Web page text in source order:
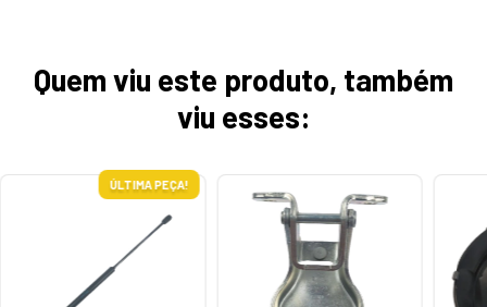
Quem viu este produto, também
viu esses:
ÚLTIMA PEÇA!